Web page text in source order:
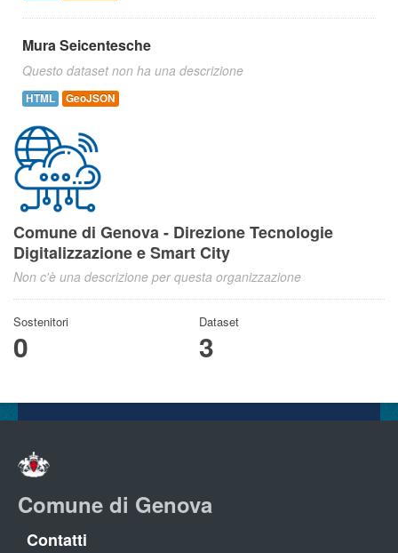
Mura Seicentesche
Questo dataset non ha una descrizione
HTML GeoJSON
Comune di Genova - Direzione Tecnologie
Digitalizzazione e Smart City
Non c'è una descrizione per questa organizzazione
Sostenitori
0
Dataset
3
Comune di Genova
Contatti